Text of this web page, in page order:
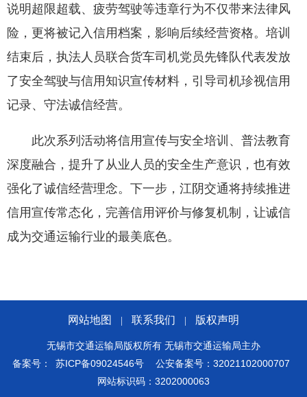
说明超限超载、疲劳驾驶等违章行为不仅带来法律风
险，更将被记入信用档案，影响后续经营资格。培训
结束后，执法人员联合货车司机党员先锋队代表发放
了安全驾驶与信用知识宣传材料，引导司机珍视信用
记录、守法诚信经营。
此次系列活动将信用宣传与安全培训、普法教育
深度融合，提升了从业人员的安全生产意识，也有效
强化了诚信经营理念。下一步，江阴交通将持续推进
信用宣传常态化，完善信用评价与修复机制，让诚信
成为交通运输行业的最美底色。
网站地图 联系我们 版权声明
无锡市交通运输局版权所有 无锡市交通运输局主办
备案号：
苏ICP备09024546号
公安备案号：32021102000707
网站标识码：3202000063